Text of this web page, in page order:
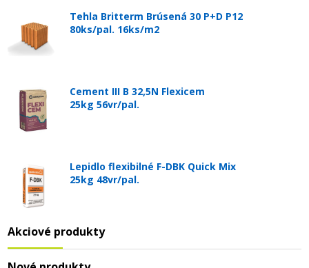
Tehla Britterm Brúsená 30 P+D P12
80ks/pal. 16ks/m2
Cement III B 32,5N Flexicem
25kg 56vr/pal.
Lepidlo flexibilné F-DBK Quick Mix
25kg 48vr/pal.
Akciové produkty